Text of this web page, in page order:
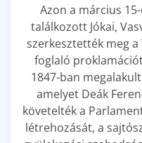
Azon a március
találkozott Jókai,
szerkesztették meg
foglaló
1847-ban
amelyet Deák
követelték a
létrehozását, a